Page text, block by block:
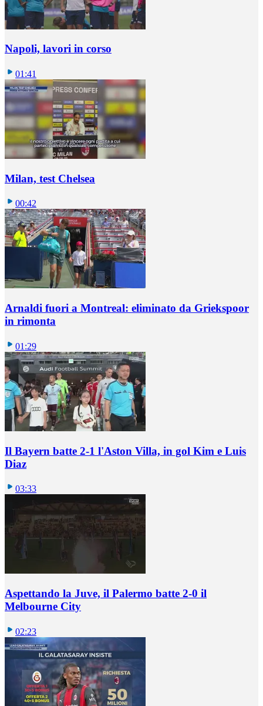
Napoli, lavori in corso
01:41
Milan, test Chelsea
00:42
Arnaldi fuori a Montreal: eliminato da Griekspoor
in rimonta
01:29
Il Bayern batte 2-1 l'Aston Villa, in gol Kim e Luis
Diaz
03:33
Aspettando la Juve, il Palermo batte 2-0 il
Melbourne City
02:23